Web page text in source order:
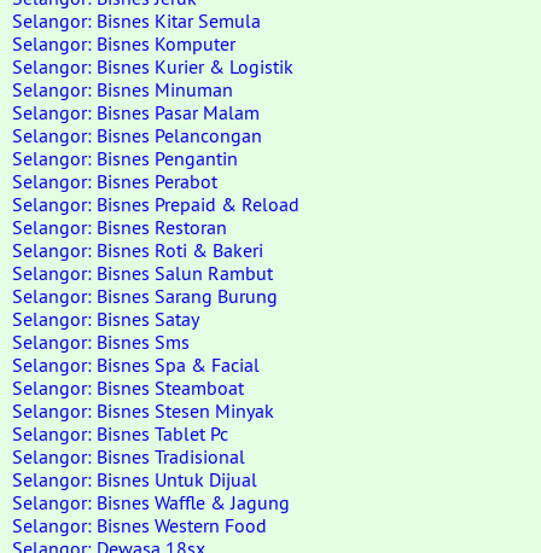
Selangor: Bisnes Kitar Semula
Selangor: Bisnes Komputer
Selangor: Bisnes Kurier & Logistik
Selangor: Bisnes Minuman
Selangor: Bisnes Pasar Malam
Selangor: Bisnes Pelancongan
Selangor: Bisnes Pengantin
Selangor: Bisnes Perabot
Selangor: Bisnes Prepaid & Reload
Selangor: Bisnes Restoran
Selangor: Bisnes Roti & Bakeri
Selangor: Bisnes Salun Rambut
Selangor: Bisnes Sarang Burung
Selangor: Bisnes Satay
Selangor: Bisnes Sms
Selangor: Bisnes Spa & Facial
Selangor: Bisnes Steamboat
Selangor: Bisnes Stesen Minyak
Selangor: Bisnes Tablet Pc
Selangor: Bisnes Tradisional
Selangor: Bisnes Untuk Dijual
Selangor: Bisnes Waffle & Jagung
Selangor: Bisnes Western Food
Selangor: Dewasa 18sx